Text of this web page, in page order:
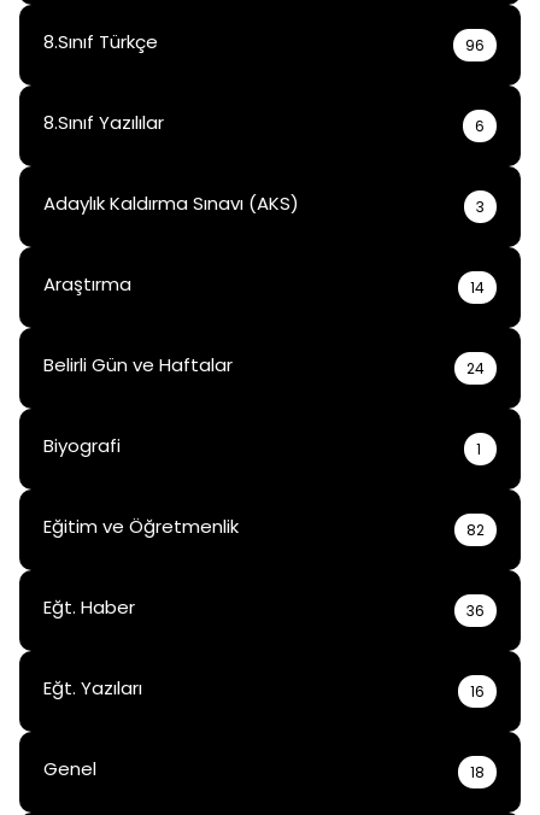
8.Sınıf Türkçe 96
8.Sınıf Yazılılar 6
Adaylık Kaldırma Sınavı (AKS) 3
Araştırma 14
Belirli Gün ve Haftalar 24
Biyografi 1
Eğitim ve Öğretmenlik 82
Eğt. Haber 36
Eğt. Yazıları 16
Genel 18